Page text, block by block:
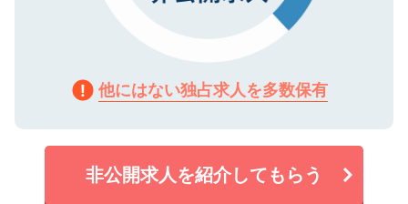
他にはない独占求人を多数保有
非公開求人を紹介してもらう